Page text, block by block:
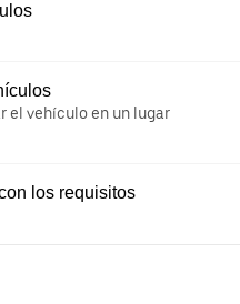
el vehículo en un lugar
los requisitos